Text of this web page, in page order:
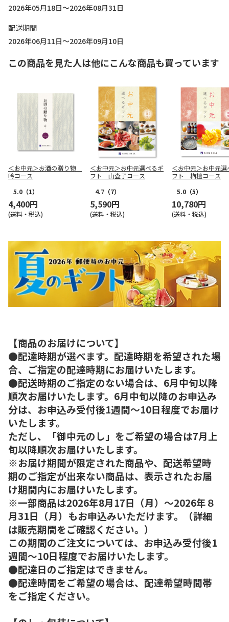
2026年05月18日～2026年08月31日
配送期間
2026年06月11日～2026年09月10日
この商品を見た人は他にこんな商品も買っています
＜お中元＞お酒の贈り物
吟コース
5.0 （1）
4,400円
(送料・税込)
＜お中元＞お中元選べるギ
フト 山査子コース
4.7 （7）
5,590円
(送料・税込)
＜お中元＞お中元選
フト 栴檀コース
5.0 （5）
10,780円
(送料・税込)
【商品のお届けについて】
●配達時期が選べます。配達時期を希望された場
合、ご指定の配達時期にお届けいたします。
●配送時期のご指定のない場合は、6月中旬以降
順次お届けいたします。6月中旬以降のお申込み
分は、お申込み受付後1週間～10日程度でお届け
いたします。
ただし、「御中元のし」をご希望の場合は7月上
旬以降順次お届けいたします。
※お届け期間が限定された商品や、配送希望時
期のご指定が出来ない商品は、表示されたお届
け期間内にお届けいたします。
※一部商品は2026年8月17日（月）～2026年８
月31日（月）もお申込みいただけます。（詳細
は販売期間をご確認ください。）
この期間のご注文については、お申込み受付後1
週間～10日程度でお届けいたします。
●配達日のご指定はできません。
●配達時間をご希望の場合は、配達希望時間帯
をご指定ください。